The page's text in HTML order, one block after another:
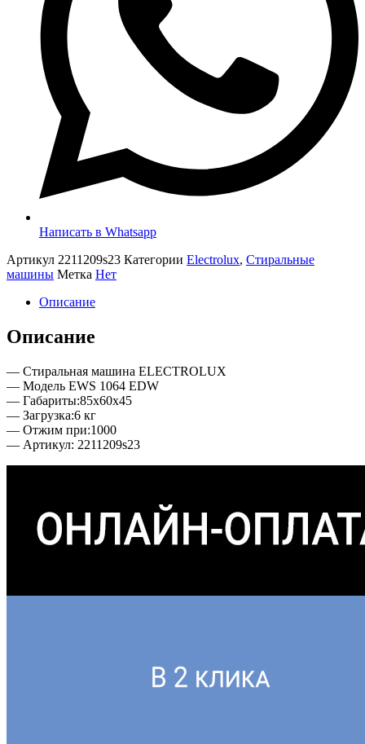
Написать в Whatsapp
Артикул 2211209s23 Категории Electrolux, Стиральные
машины Метка Нет
Описание
Описание
— Стиральная машина ELECTROLUX
— Модель EWS 1064 EDW
— Габариты:85x60x45
— Загрузка:6 кг
— Отжим при:1000
— Артикул: 2211209s23